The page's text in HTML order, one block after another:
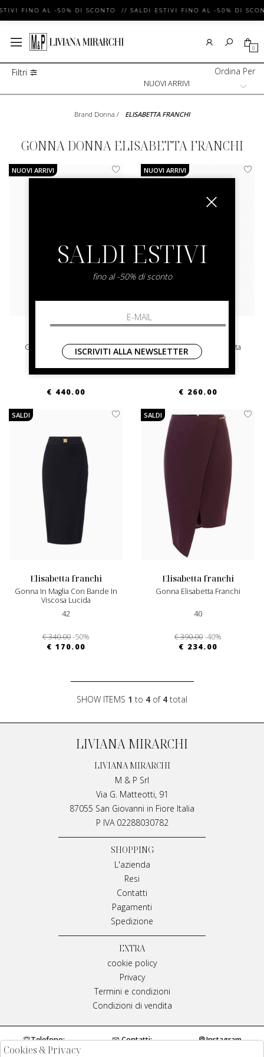
FINO AL -50% DI SCONTO // SALDI ESTIVI FINO AL -50% DI
0
Filtri Ordina Per
Brand Donna / ELISABETTA FRANCHI
GONNA DONNA ELISABETTA FRANCHI
NUOVI ARRIVI
Gonna In Maglia Con Zip
40 42
€ 440.00
NUOVI ARRIVI
Gonna Midi Drappeggiata
Elisabetta Franchi
42 44
€ 260.00
SALDI
elisabetta franchi
Gonna In Maglia Con Bande In
Viscosa Lucida
42
€ 340.00-50%
€ 170.00
SALDI
elisabetta franchi
Gonna Elisabetta Franchi
40
€ 390.00-40%
€ 234.00
SHOW ITEMS 1 to 4 of 4 total
LIVIANA MIRARCHI
LIVIANA MIRARCHI
M & P Srl
Via G. Matteotti, 91
87055 San Giovanni in Fiore Italia
P IVA 02288030782
SHOPPING
L'azienda
Resi
Contatti
Pagamenti
Spedizione
EXTRA
cookie policy
Privacy
Termini e condizioni
Condizioni di vendita
Telefono:
0984970429
Contatti:
Instagram
SALDI ESTIVI
fino al -50% di sconto
ISCRIVITI ALLA NEWSLETTER
Cookies & Privacy